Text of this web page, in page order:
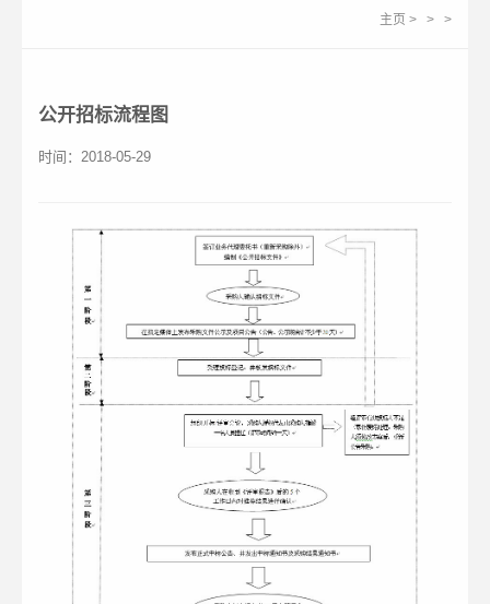
主页 > > >
公开招标流程图
时间：2018-05-29